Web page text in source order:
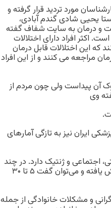
مورد تردید قرار گرفته و
یحیی شادی گندم آبادی،
و درمان به سایت شفاف گفته
اکثر افراد دارای اختلالات
که این اختلالات قابل درمان
مراجعه می کنند و از این افراد
آن پیداست ولی چون مردم از
وی
ایران نیز به تازگی آمارهای
اجتماعی و ژنتیک دارد. در چند
سال اخیر آمار اختلالات روانی که افسردگی جزئی از آن است، افزایش یافته و می‌توان گفت ۵ تا ۳۰
و مشکلات خانوادگی از جمله